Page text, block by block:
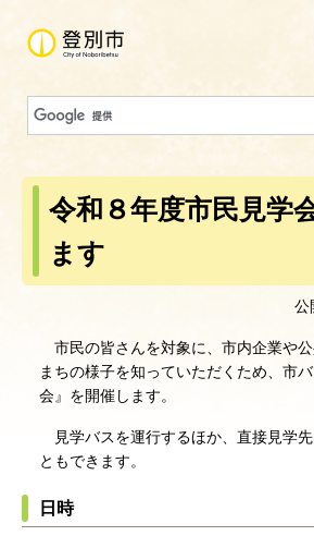
令和８年度市民見学
ます
公
市民の皆さんを対象に、市内企業や公
まちの様子を知っていただくため、市
会』を開催します。
見学バスを運行するほか、直接見学
ともできます。
日時